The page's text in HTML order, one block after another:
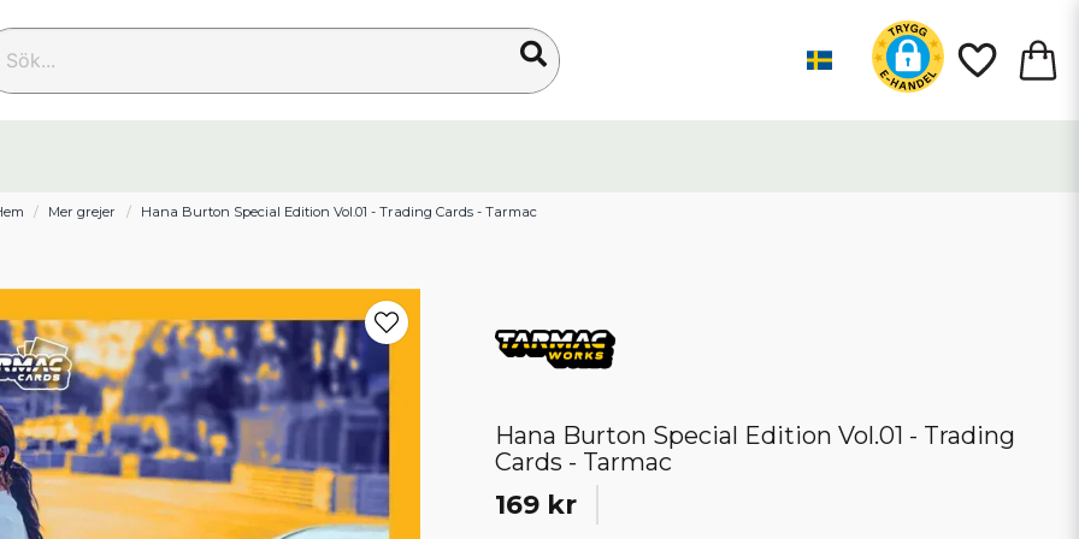
Mer grejer Hana Burton Special Edition Vol.01 - Trading Cards - Tarmac
Hana Burton Special Edition Vol.01 - Trading
Cards - Tarmac
169 kr